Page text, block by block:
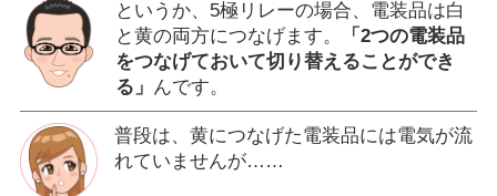
というか、5極リレーの場合、電装品は白
と黄の両方につなげます。
「2つの電装品
をつなげておいて切り替えることができ
る」 んです。
普段は、黄につなげた電装品には電気が流
れていませんが……